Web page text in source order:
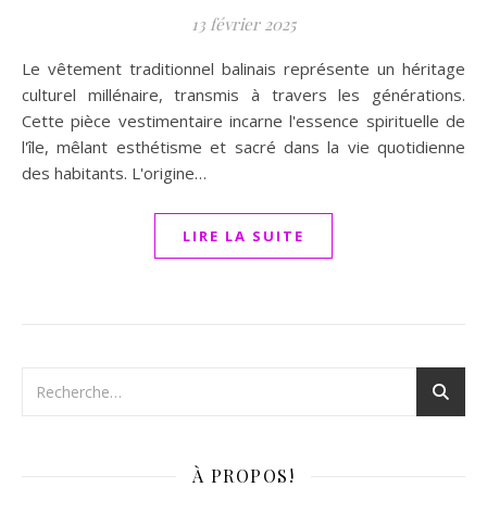
13 février 2025
Le vêtement traditionnel balinais représente un héritage
culturel millénaire, transmis à travers les générations.
Cette pièce vestimentaire incarne l'essence spirituelle de
l'île, mêlant esthétisme et sacré dans la vie quotidienne
des habitants. L'origine…
LIRE LA SUITE
À PROPOS!